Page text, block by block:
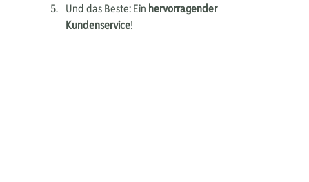
Und das Beste: Ein hervorragender
Kundenservice!